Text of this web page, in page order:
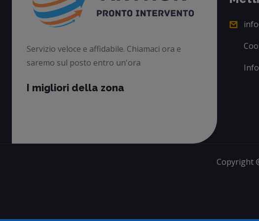
Servizio veloce e affidabile. Chiamaci ora e
saremo sul posto entro un'ora
I migliori della zona
Copyright